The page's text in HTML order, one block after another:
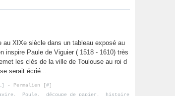
au XIXe siècle dans un tableau exposé au
inspire Paule de Viguier ( 1518 - 1610) très
les clés de la ville de Toulouse au roi d
serait écrié...
] - Permalien [#]
, Poule , découpe de papier ,
histoire